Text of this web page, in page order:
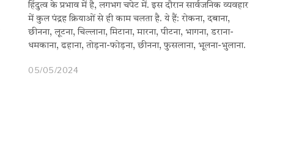
हिंदुत्व के प्रभाव में है, लगभग चपेट में. इस दौरान सार्वजनिक व्यवहार
में कुल पंद्रह क्रियाओं से ही काम चलता है. ये हैं: रोकना, दबाना,
छीनना, लूटना, चिल्लाना, मिटाना, मारना, पीटना, भागना, डराना-
धमकाना, ढहाना, तोड़ना-फोड़ना, छीनना, फुसलाना, भूलना-भुलाना.
05/05/2024